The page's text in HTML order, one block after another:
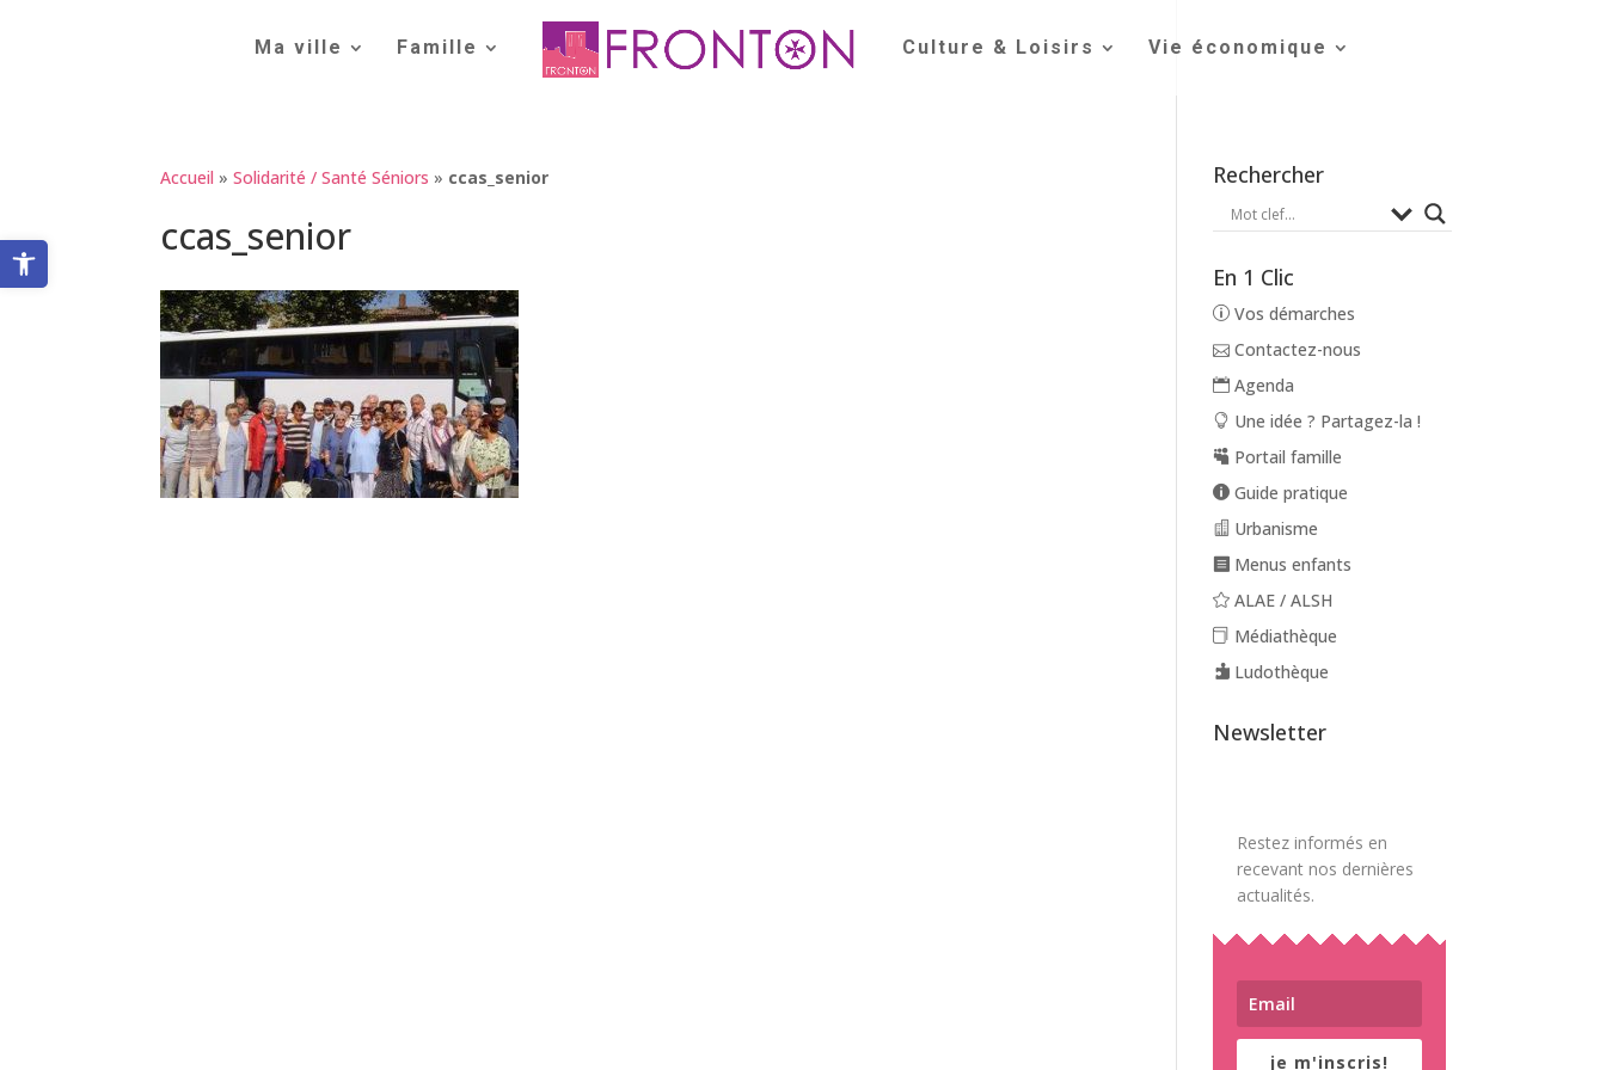
Ouvrir la barre d’outils
Ma ville Famille Culture & Loisirs Vie économique
Accueil »Solidarité / Santé Séniors » ccas_senior
ccas_senior
Rechercher
En 1 Clic
Vos démarches
Contactez-nous
Agenda
Une idée ? Partagez-la !
Portail famille
Guide pratique
Urbanisme
Menus enfants
ALAE / ALSH
Médiathèque
Ludothèque
Newsletter
Restez informés en
recevant nos dernières
actualités.
je m'inscris!